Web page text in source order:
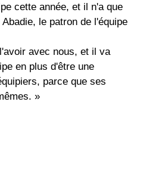
cette année, et il n'a que
le patron de l'équipe
avec nous, et il va
en plus d'être une
parce que ses
»